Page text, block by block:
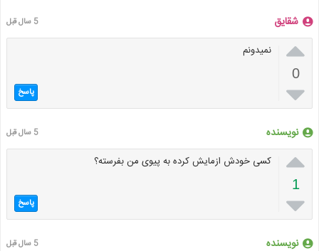
شقایق 5 سال قبل

0

نمیدونم
پاسخ
نویسنده 5 سال قبل

1

کسی خودش ازمایش کرده به پیوی من بفرسته؟
پاسخ
نویسنده 5 سال قبل